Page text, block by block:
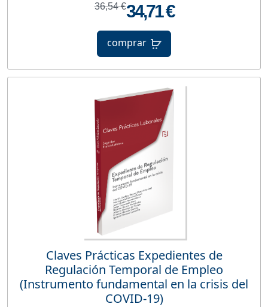
36,54 €34,71 €
comprar
Claves Prácticas Expedientes de
Regulación Temporal de Empleo
(Instrumento fundamental en la crisis del
COVID-19)